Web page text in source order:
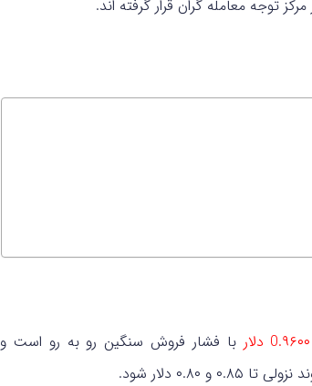
با فشار فروش سنگین رو به رو است و